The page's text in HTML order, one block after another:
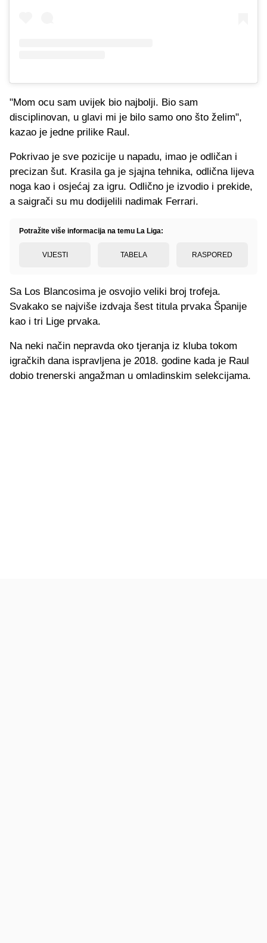
"Mom ocu sam uvijek bio najbolji. Bio sam
disciplinovan, u glavi mi je bilo samo ono što želim",
kazao je jedne prilike Raul.
Pokrivao je sve pozicije u napadu, imao je odličan i
precizan šut. Krasila ga je sjajna tehnika, odlična lijeva
noga kao i osjećaj za igru. Odlično je izvodio i prekide,
a saigrači su mu dodijelili nadimak Ferrari.
Potražite više informacija na temu La Liga:
VIJESTI TABELA RASPORED
Sa Los Blancosima je osvojio veliki broj trofeja.
Svakako se najviše izdvaja šest titula prvaka Španije
kao i tri Lige prvaka.
Na neki način nepravda oko tjeranja iz kluba tokom
igračkih dana ispravljena je 2018. godine kada je Raul
dobio trenerski angažman u omladinskim selekcijama.